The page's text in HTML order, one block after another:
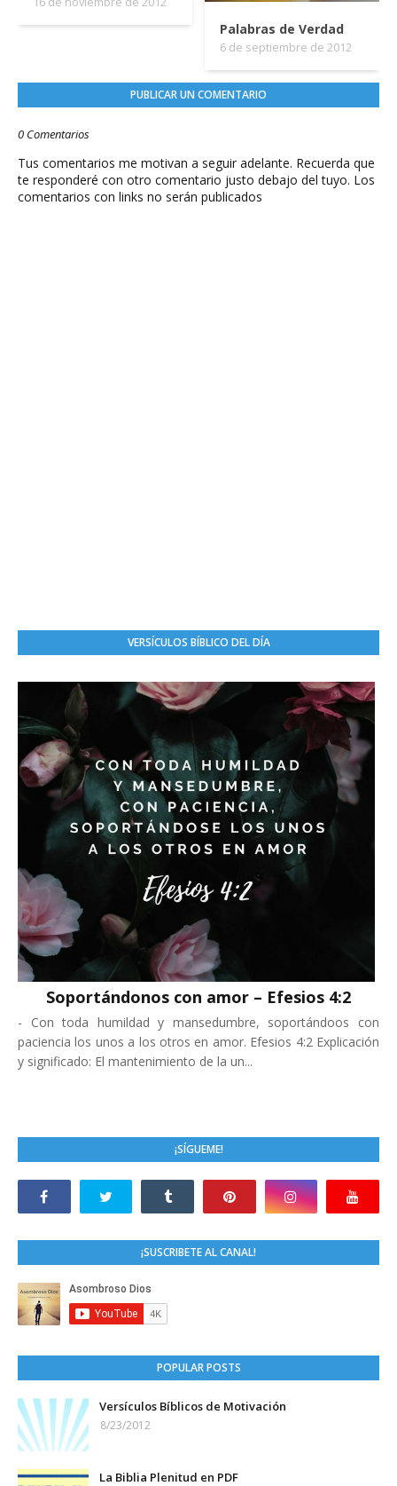
Palabras de Verdad
6 de septiembre de 2012
PUBLICAR UN COMENTARIO
0 Comentarios
Tus comentarios me motivan a seguir adelante. Recuerda que
te responderé con otro comentario justo debajo del tuyo. Los
comentarios con links no serán publicados
VERSÍCULOS BÍBLICO DEL DÍA
Soportándonos con amor – Efesios 4:2
- Con toda humildad y mansedumbre, soportándoos con
paciencia los unos a los otros en amor. Efesios 4:2 Explicación
y significado: El mantenimiento de la un...
¡SÍGUEME!
¡SUSCRIBETE AL CANAL!
POPULAR POSTS
Versículos Bíblicos de Motivación
8/23/2012
La Biblia Plenitud en PDF